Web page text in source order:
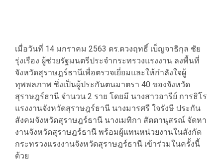
เมื่อวันที่ 14 มกราคม 2563 ดร.ดวงฤทธิ์ เบ็ญจาธิกุล ชัย
รุ่งเรือง ผู้ช่วยรัฐมนตรีประจำกระทรวงแรงงาน ลงพื้นที่
จังหวัดสุราษฎร์ธานีเพื่อตรวจเยี่ยมและให้กำลังใจผู้
ทุพพลภาพ ซึ่งเป็นผู้ประกันตนมาตรา 40 ของจังหวัด
สุราษฎร์ธานี จำนวน 2 ราย โดยมี นางสาวอารีย์ การธิโร
แรงงานจังหวัดสุราษฎร์ธานี นางมารศรี ใจรังษี ประกัน
สังคมจังหวัดสุราษฎร์ธานี นางเมทิกา สัตตานุสรณ์ จัดหา
งานจังหวัดสุราษฎร์ธานี พร้อมผู้แทนหน่วยงานในสังกัด
กระทรวงแรงงานจังหวัดสุราษฎร์ธานี เข้าร่วมในครั้งนี้
ด้วย